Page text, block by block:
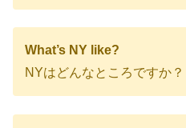
What’s NY like?
NYはどんなところですか？